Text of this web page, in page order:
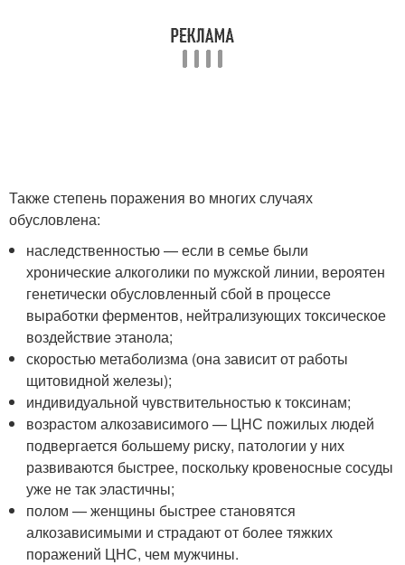
Также степень поражения во многих случаях
обусловлена:
наследственностью — если в семье были
хронические алкоголики по мужской линии, вероятен
генетически обусловленный сбой в процессе
выработки ферментов, нейтрализующих токсическое
воздействие этанола;
скоростью метаболизма (она зависит от работы
щитовидной железы);
индивидуальной чувствительностью к токсинам;
возрастом алкозависимого — ЦНС пожилых людей
подвергается большему риску, патологии у них
развиваются быстрее, поскольку кровеносные сосуды
уже не так эластичны;
полом — женщины быстрее становятся
алкозависимыми и страдают от более тяжких
поражений ЦНС, чем мужчины.